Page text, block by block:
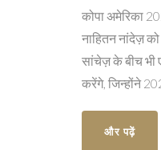
कोपा अमेरिका
नाहितन नांदेज़
सांचेज़ के बीच भी
करेंगे, जिन्होंने
और पढ़ें